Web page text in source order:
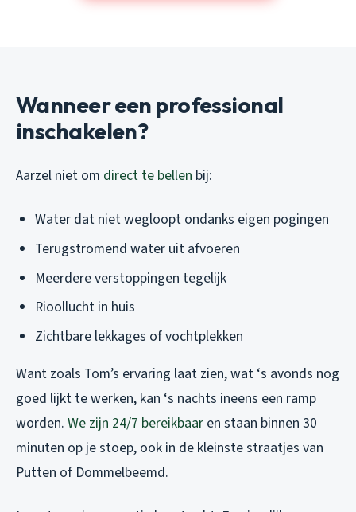
Wanneer een professional
inschakelen?
Aarzel niet om direct te bellen bij:
Water dat niet wegloopt ondanks eigen pogingen
Terugstromend water uit afvoeren
Meerdere verstoppingen tegelijk
Rioollucht in huis
Zichtbare lekkages of vochtplekken
Want zoals Tom’s ervaring laat zien, wat ‘s avonds nog
goed lijkt te werken, kan ‘s nachts ineens een ramp
worden. We zijn 24/7 bereikbaar en staan binnen 30
minuten op je stoep, ook in de kleinste straatjes van
Putten of Dommelbeemd.